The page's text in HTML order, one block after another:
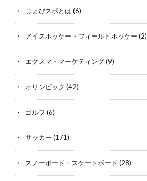
じょびスポとは (6)
アイスホッケー・フィールドホッケー (2)
エクスマ・マーケティング(9)
オリンピック (42)
ゴルフ (6)
サッカー (171)
スノーボード・スケートボード (28)